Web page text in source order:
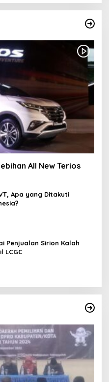
All New Terios
Apa yang Ditakuti
Penjualan Sirion Kalah
LCGC